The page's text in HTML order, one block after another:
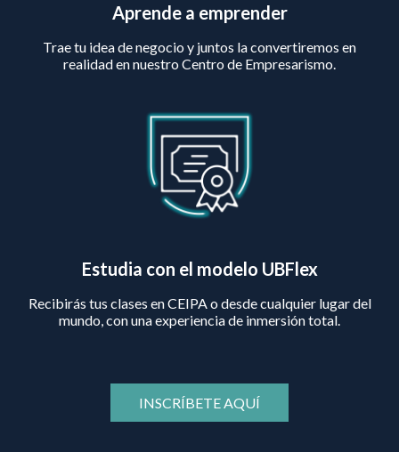
Aprende a emprender
Trae tu idea de negocio y juntos la convertiremos en
realidad en nuestro Centro de Empresarismo.
Estudia con el modelo UBFlex
Recibirás tus clases en CEIPA o desde cualquier lugar del
mundo, con una experiencia de inmersión total.
INSCRÍBETE AQUÍ